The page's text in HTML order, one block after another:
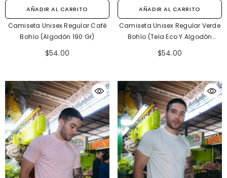
AÑADIR AL CARRITO
Camiseta Unisex Regular Café
Bohío (Algodón 190 Gr)
$54.00
AÑADIR AL CARRITO
Camiseta Unisex Regular Verde
Bohío (Tela Eco Y Algodón
155gr)
$54.00